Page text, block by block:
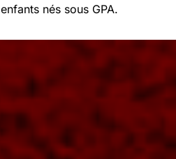
enfants nés sous GPA.